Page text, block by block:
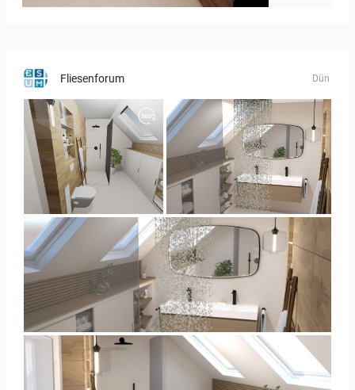
Fliesenforum Dün
Panorama-02 Bild_3
Bild_3